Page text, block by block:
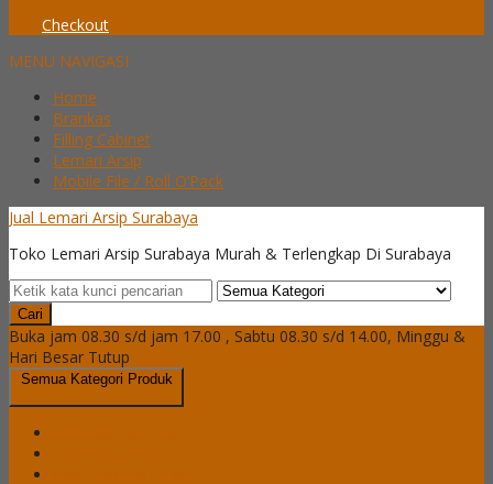
Checkout
MENU NAVIGASI
Home
Brankas
Filling Cabinet
Lemari Arsip
Mobile File / Roll O’Pack
Jual Lemari Arsip Surabaya
Toko Lemari Arsip Surabaya Murah & Terlengkap Di Surabaya
Cari
Buka jam 08.30 s/d jam 17.00 , Sabtu 08.30 s/d 14.00, Minggu &
Hari Besar Tutup
Semua Kategori Produk